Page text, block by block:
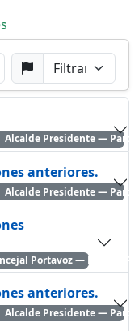
Buscar por Partido
Alcalde Presidente —
anteriores.
Alcalde Presidente —
Portavoz — Partido
anteriores.
Alcalde Presidente —